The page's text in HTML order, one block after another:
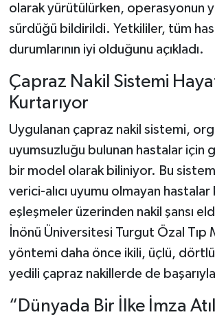
olarak yürütülürken, operasyonun
sürdüğü bildirildi. Yetkililer, tüm
durumlarının iyi olduğunu açıkladı.
Çapraz Nakil Sistemi
Kurtarıyor
Uygulanan çapraz nakil sistemi,
uyumsuzluğu bulunan hastalar için
bir model olarak biliniyor. Bu
verici-alıcı uyumu olmayan hastalar
eşleşmeler üzerinden nakil şansı
İnönü Üniversitesi Turgut Özal Tıp
yöntemi daha önce ikili, üçlü,
yedili çapraz nakillerde de başarıyla
“Dünyada Bir İlke İmza